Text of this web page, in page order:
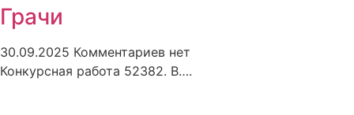
Грачи
30.09.2025 Комментариев нет
Конкурсная работа 52382. В….